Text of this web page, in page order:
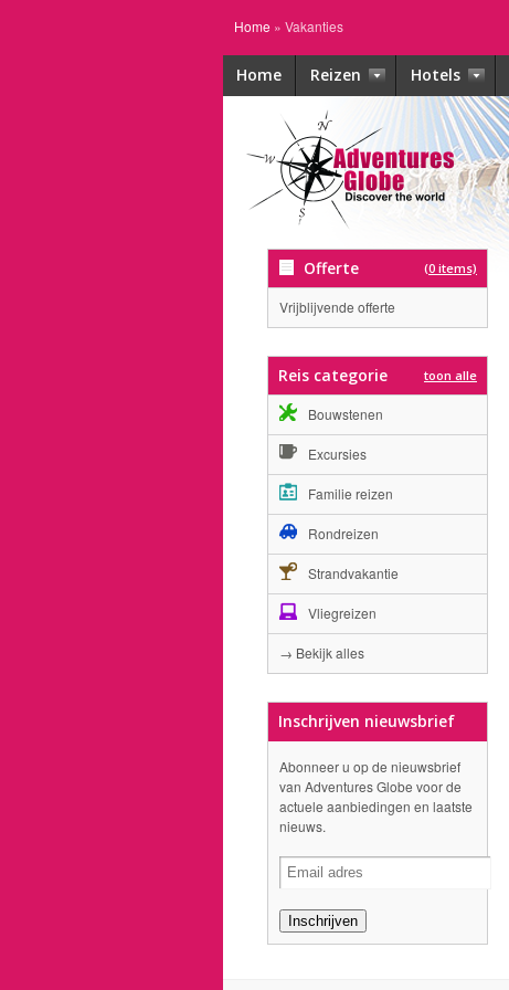
Home » Vakanties
Home Reizen Hotels
Offerte (0 items)
Vrijblijvende offerte
Reis categorie toon alle
Bouwstenen
Excursies
Familie reizen
Rondreizen
Strandvakantie
Vliegreizen
→ Bekijk alles
Inschrijven nieuwsbrief
Abonneer u op de nieuwsbrief
van Adventures Globe voor de
actuele aanbiedingen en laatste
nieuws.